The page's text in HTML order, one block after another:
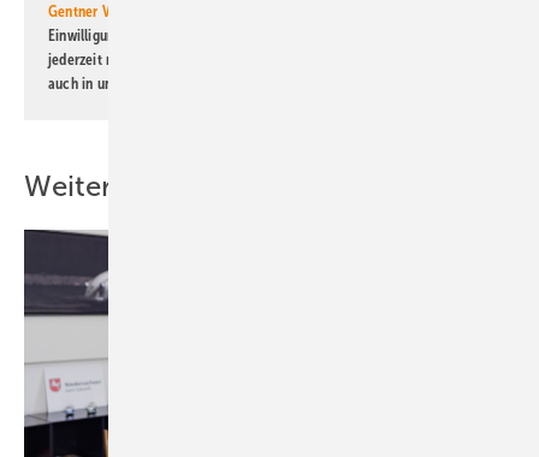
Gentner Verlag GmbH & Co. KG
Einwilligung kann ich jederzeit widerrufen und eine Abmeldung ist
jederzeit möglich. Informationen zum Umgang mit Daten finden Sie
auch in unserer
Weitere Inhalte